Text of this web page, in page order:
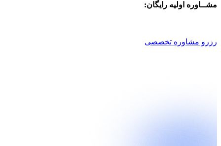
مشــاوره اولیه رایگان:
رزرو مشاوره تخصصی